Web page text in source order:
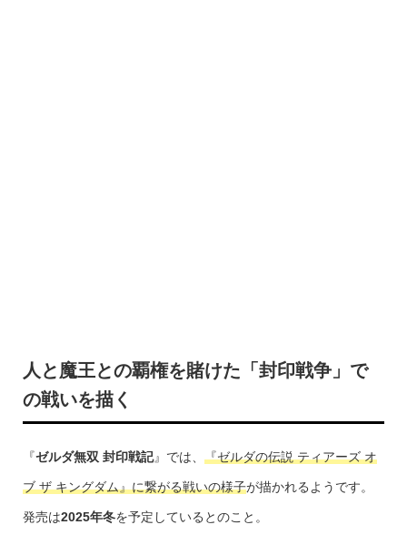
人と魔王との覇権を賭けた「封印戦争」で
の戦いを描く
『ゼルダ無双 封印戦記』では、 『ゼルダの伝説 ティアーズ オ
ブ ザ キングダム』に繋がる戦いの様子が描かれるようです。
発売は2025年冬を予定しているとのこと。